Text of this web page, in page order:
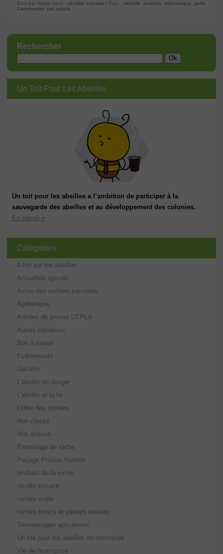
Ecrit par Régis dans : récolte essaim | Tags : abeille essaim mécanique
pelle
Commenter cet article
Rechercher
Un Toit Pour Les Abeilles
Un toit pour les abeilles a l’ambition de participer à la
sauvegarde des abeilles et au développement des colonies.
En savoir +
Catégories
A lire sur les abeilles
Actualités apicole
Actus des ruchers parrainés
Apithérapie
Articles de presse UTPLA
Autres initiatives
Bon à savoir
Evénements
Gazette
L'abeille en danger
L'abeille et la loi
Lettre des ruchers
Non classé
Nos actions
Parrainage de ruche
Partage Photos Abeilles
produits de la ruche
récolte essaim
ruches argile
ruches troncs et paniers tressés
Témoignages apiculteurs
Un toit pour les abeilles recommande
Vie de l'entreprise